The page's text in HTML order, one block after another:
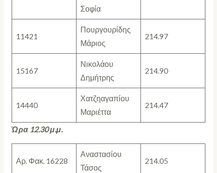
Σοφία
11421
Πουργουρίδης
Μάριος
214.97
15167
Νικολάου
Δημήτρης
214.90
14440
Χατζηαγαπίου
Μαριέττα
214.47
Ώρα 12.30 μ.μ.
Αρ. Φακ. 16228
Αναστασίου
Τάσος
214.05